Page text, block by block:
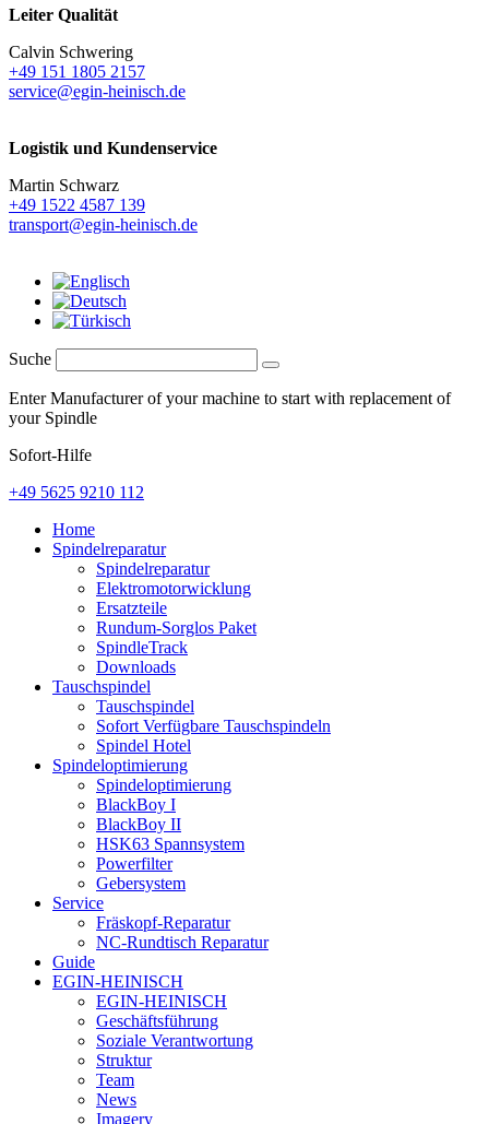
Leiter Qualität
Calvin Schwering
+49 151 1805 2157
service@egin-heinisch.de
Logistik und Kundenservice
Martin Schwarz
+49 1522 4587 139
transport@egin-heinisch.de
Suche
Enter Manufacturer of your machine to start with replacement of
your Spindle
Sofort-Hilfe
+49 5625 9210 112
Home
Spindelreparatur
Spindelreparatur
Elektromotorwicklung
Ersatzteile
Rundum-Sorglos Paket
SpindleTrack
Downloads
Tauschspindel
Tauschspindel
Sofort Verfügbare Tauschspindeln
Spindel Hotel
Spindeloptimierung
Spindeloptimierung
BlackBoy I
BlackBoy II
HSK63 Spannsystem
Powerfilter
Gebersystem
Service
Fräskopf-Reparatur
NC-Rundtisch Reparatur
Guide
EGIN-HEINISCH
EGIN-HEINISCH
Geschäftsführung
Soziale Verantwortung
Struktur
Team
News
Imagery